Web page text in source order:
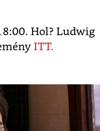
Hol? Ludwig
ITT.